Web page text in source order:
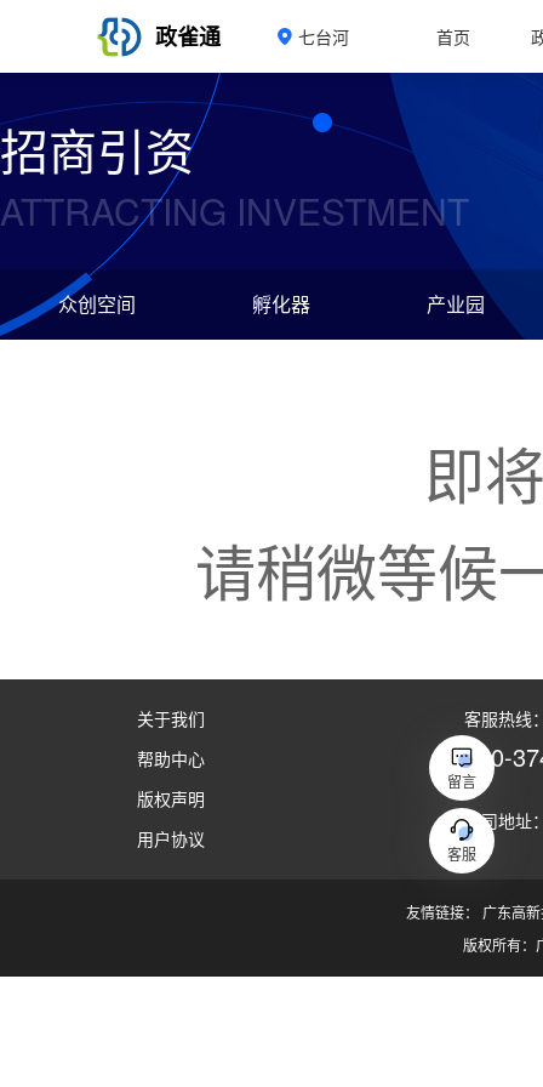
政雀通 七台河 首页
招商引资
ATTRACTING INVESTMENT
众创空间 孵化器 产业园
即
请稍微等候
留言
客服
关于我们
帮助中心
版权声明
用户协议
客服热线
020-
公司地址
友情链接： 广东高
版权所有：